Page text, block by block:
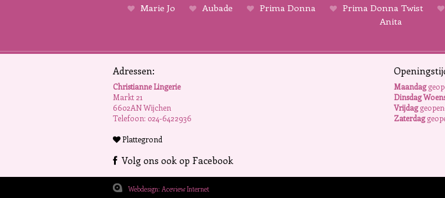
Marie Jo Aubade Prima Donna Prima Donna Twist
Anita
Adressen:
Christianne Lingerie
Markt 21
6602AN Wijchen
Telefoon: 024-6422936
Plattegrond
Maandag
Dinsdag
Vrijdag
Zaterdag
Volg ons ook op Facebook
Webdesign: Aceview Internet